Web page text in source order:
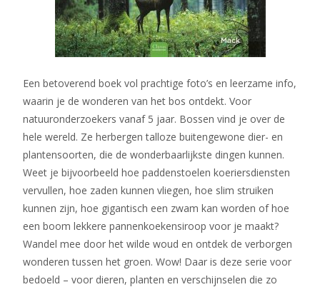
Een betoverend boek vol prachtige foto’s en leerzame info,
waarin je de wonderen van het bos ontdekt. Voor
natuuronderzoekers vanaf 5 jaar. Bossen vind je over de
hele wereld. Ze herbergen talloze buitengewone dier- en
plantensoorten, die de wonderbaarlijkste dingen kunnen.
Weet je bijvoorbeeld hoe paddenstoelen koeriersdiensten
vervullen, hoe zaden kunnen vliegen, hoe slim struiken
kunnen zijn, hoe gigantisch een zwam kan worden of hoe
een boom lekkere pannenkoekensiroop voor je maakt?
Wandel mee door het wilde woud en ontdek de verborgen
wonderen tussen het groen. Wow! Daar is deze serie voor
bedoeld – voor dieren, planten en verschijnselen die zo